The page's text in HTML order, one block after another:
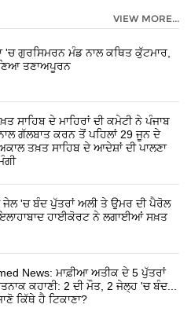
VIEW MORE...
'ਚ ਗੁਰਸਿਮਰਨ ਮੰਡ ਨਾਲ ਕਥਿਤ ਕੁੱਟਮਾਰ,
ਤਣਾਅਪੂਰਨ
ਸਾਹਿਬ ਦੇ ਮਾਹਿਰਾਂ ਦੀ ਕਮੇਟੀ ਨੇ ਪੰਜਾਬ
ਗੱਲਬਾਤ ਕਰਨ ਤੋਂ ਪਹਿਲਾਂ 29 ਜੂਨ ਦੇ
ਤਖ਼ਤ ਸਾਹਿਬ ਦੇ ਆਦੇਸ਼ਾਂ ਦੀ ਪਾਲਣਾ
'ਚ ਬੰਦ ਪੁੱਤਰਾਂ ਅਲੀ ਤੇ ਉਮਰ ਦੀ ਪੈਰੋਲ
ਹਾਈਕੋਰਟ ਨੇ ਲਗਾਈਆਂ ਸਖ਼ਤ
News: ਮਾਫ਼ੀਆ ਅਤੀਕ ਦੇ 5 ਪੁੱਤਰਾਂ
ਕਹਾਣੀ: 2 ਦੀ ਮੌਤ, 2 ਜੇਲ੍ਹ 'ਚ ਬੰਦ...
ਕਿੱਥੇ ਹੈ ਟਿਕਾਣਾ?